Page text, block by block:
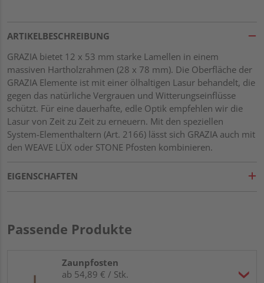
ARTIKELBESCHREIBUNG
GRAZIA bietet 12 x 53 mm starke Lamellen in einem
massiven Hartholzrahmen (28 x 78 mm). Die Oberfläche der
GRAZIA Elemente ist mit einer ölhaltigen Lasur behandelt, die
gegen das natürliche Vergrauen und Witterungseinflüsse
schützt. Für eine dauerhafte, edle Optik empfehlen wir die
Lasur von Zeit zu Zeit zu erneuern. Mit den speziellen
System-Elementhaltern (Art. 2166) lässt sich GRAZIA auch mit
den WEAVE LÜX oder STONE Pfosten kombinieren.
EIGENSCHAFTEN
Passende Produkte
Zaunpfosten
ab 54,89 € / Stk.